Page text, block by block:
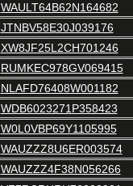
WAULT64B62N164682
JTNBV58E30J039176
XW8JF25L2CH701246
RUMKEC978GV069415
NLAFD76408W001182
WDB6023271P358423
W0L0VBP69Y1105995
WAUZZZ8U6ER003574
WAUZZZ4F38N056266